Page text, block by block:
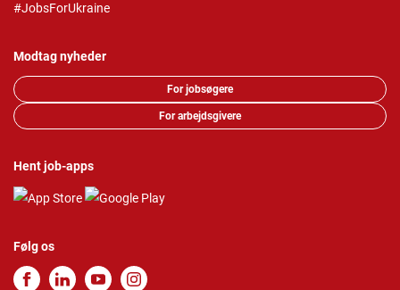
#JobsForUkraine
Modtag nyheder
For jobsøgere
For arbejdsgivere
Hent job-apps
Følg os